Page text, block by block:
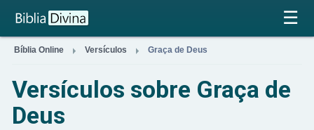
×
☰
Bíblia Online  Versículos  Graça de Deus
Versículos sobre Graça de
Deus